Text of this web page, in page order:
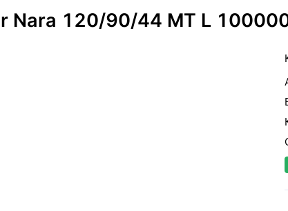
Nara 120/90/44 MT L